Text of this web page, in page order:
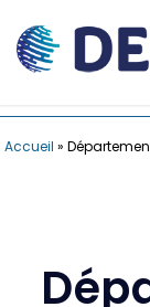
Accueil »